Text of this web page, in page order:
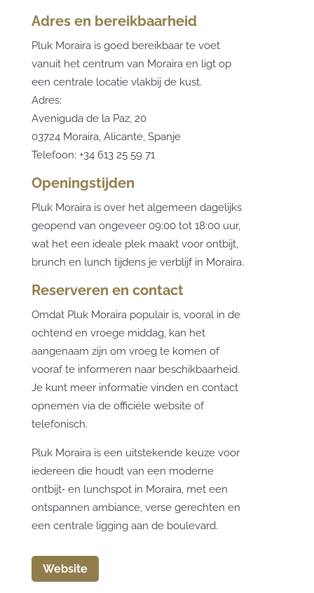
Adres en bereikbaarheid
Pluk Moraira is goed bereikbaar te voet
vanuit het centrum van Moraira en ligt op
een centrale locatie vlakbij de kust.
Adres:
Aveniguda de la Paz, 20
03724 Moraira, Alicante, Spanje
Telefoon: +34 613 25 59 71
Openingstijden
Pluk Moraira is over het algemeen dagelijks
geopend van ongeveer 09:00 tot 18:00 uur,
wat het een ideale plek maakt voor ontbijt,
brunch en lunch tijdens je verblijf in Moraira.
Reserveren en contact
Omdat Pluk Moraira populair is, vooral in de
ochtend en vroege middag, kan het
aangenaam zijn om vroeg te komen of
vooraf te informeren naar beschikbaarheid.
Je kunt meer informatie vinden en contact
opnemen via de officiële website of
telefonisch.
Pluk Moraira is een uitstekende keuze voor
iedereen die houdt van een moderne
ontbijt‑ en lunchspot in Moraira, met een
ontspannen ambiance, verse gerechten en
een centrale ligging aan de boulevard.
Website